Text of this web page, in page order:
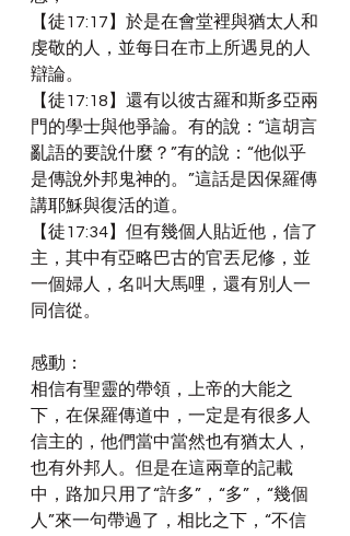
【徒17:17】於是在會堂裡與猶太人和
虔敬的人，並每日在市上所遇見的人
辯論。
【徒17:18】還有以彼古羅和斯多亞兩
門的學士與他爭論。有的說：“這胡言
亂語的要說什麼？”有的說：“他似乎
是傳說外邦鬼神的。”這話是因保羅傳
講耶穌與復活的道。
【徒17:34】但有幾個人貼近他，信了
主，其中有亞略巴古的官丟尼修，並
一個婦人，名叫大馬哩，還有別人一
同信從。
感動：
相信有聖靈的帶領，上帝的大能之
下，在保羅傳道中，一定是有很多人
信主的，他們當中當然也有猶太人，
也有外邦人。但是在這兩章的記載
中，路加只用了“許多”，“多”，“幾個
人”來一句帶過了，相比之下，“不信